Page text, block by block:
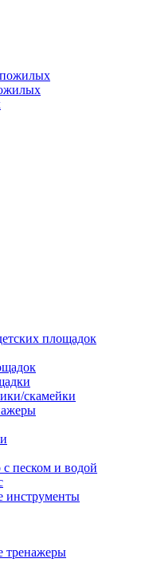
площадок
скамейки
песком и водой
инструменты
тренажеры